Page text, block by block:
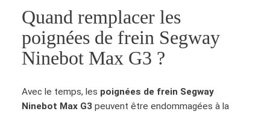
Quand remplacer les
poignées de frein Segway
Ninebot Max G3 ?
Avec le temps, les poignées de frein Segway
Ninebot Max G3 peuvent être endommagées à la